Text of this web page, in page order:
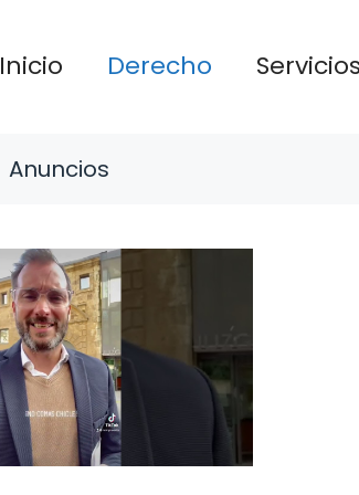
Inicio Derecho
Anuncios